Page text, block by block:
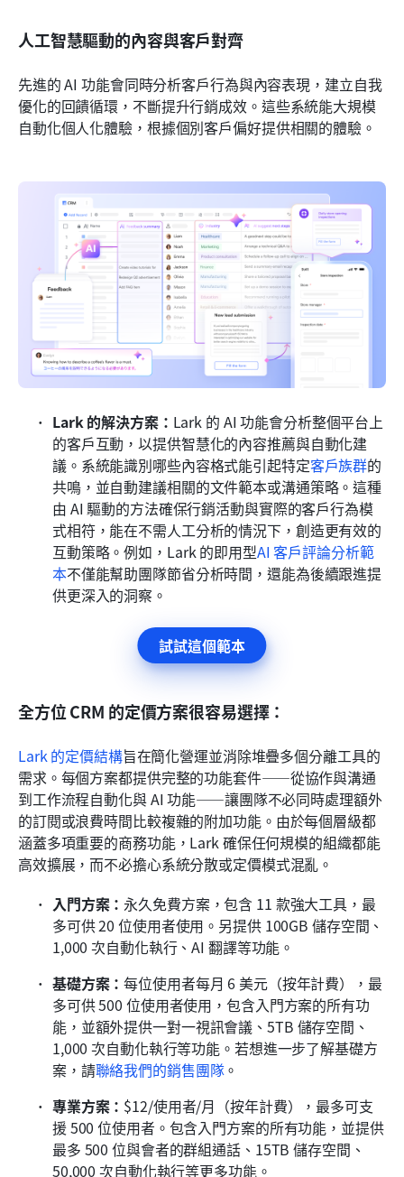
人工智慧驅動的內容與客戶對齊
先進的 AI 功能會同時分析客戶行為與內容表現，建立自我
優化的回饋循環，不斷提升行銷成效。這些系統能大規模
自動化個人化體驗，根據個別客戶偏好提供相關的體驗。
Lark 的解決方案： Lark 的 AI 功能會分析整個平台上
的客戶互動，以提供智慧化的內容推薦與自動化建
議。系統能識別哪些內容格式能引起特定客戶族群的
共鳴，並自動建議相關的文件範本或溝通策略。這種
由 AI 驅動的方法確保行銷活動與實際的客戶行為模
式相符，能在不需人工分析的情況下，創造更有效的
互動策略。例如，Lark 的即用型AI 客戶評論分析範
本不僅能幫助團隊節省分析時間，還能為後續跟進提
供更深入的洞察。
試試這個範本
全方位 CRM 的定價方案很容易選擇：
Lark 的定價結構旨在簡化營運並消除堆疊多個分離工具的
需求。每個方案都提供完整的功能套件——從協作與溝通
到工作流程自動化與 AI 功能——讓團隊不必同時處理額外
的訂閱或浪費時間比較複雜的附加功能。由於每個層級都
涵蓋多項重要的商務功能，Lark 確保任何規模的組織都能
高效擴展，而不必擔心系統分散或定價模式混亂。
入門方案： 永久免費方案，包含 11 款強大工具，最
多可供 20 位使用者使用。另提供 100GB 儲存空間、
1,000 次自動化執行、AI 翻譯等功能。
基礎方案：每位使用者每月 6 美元（按年計費），最
多可供 500 位使用者使用，包含入門方案的所有功
能，並額外提供一對一視訊會議、5TB 儲存空間、
1,000 次自動化執行等功能。若想進一步了解基礎方
案，請聯絡我們的銷售團隊。
專業方案： $12/使用者/月（按年計費），最多可支
援 500 位使用者。包含入門方案的所有功能，並提供
最多 500 位與會者的群組通話、15TB 儲存空間、
50,000 次自動化執行等更多功能。